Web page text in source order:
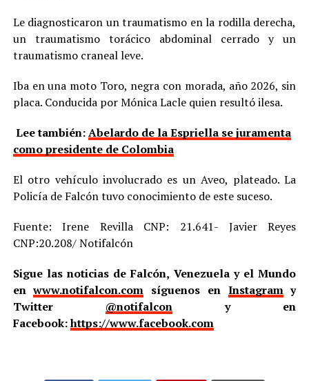
Le diagnosticaron un traumatismo en la rodilla derecha,
un traumatismo torácico abdominal cerrado y un
traumatismo craneal leve.
Iba en una moto Toro, negra con morada, año 2026, sin
placa. Conducida por Mónica Lacle quien resultó ilesa.
Lee también:Abelardo de la Espriella se juramenta
como presidente de Colombia
El otro vehículo involucrado es un Aveo, plateado. La
Policía de Falcón tuvo conocimiento de este suceso.
Fuente: Irene Revilla CNP: 21.641- Javier Reyes
CNP:20.208/ Notifalcón
Sigue las noticias de Falcón, Venezuela y el Mundo
enwww.notifalcon.com síguenos en Instagramy
Twitter @notifalcony en
Facebook:https://www.facebook.com